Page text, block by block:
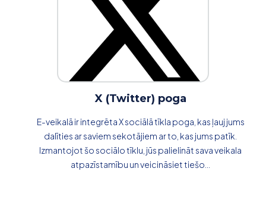
X (Twitter) poga
E-veikalā ir integrēta X sociālā tīkla poga, kas ļauj jums
dalīties ar saviem sekotājiem ar to, kas jums patīk.
Izmantojot šo sociālo tīklu, jūs palielināt sava veikala
atpazīstamību un veicināsiet tiešo...